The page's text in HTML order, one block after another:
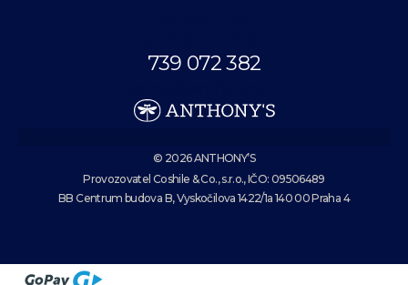
739 072 382
© 2026 ANTHONY’S
Provozovatel Coshile & Co., s.r.o., IČO: 09506489
BB Centrum budova B, Vyskočilova 1422/1a 140 00 Praha 4